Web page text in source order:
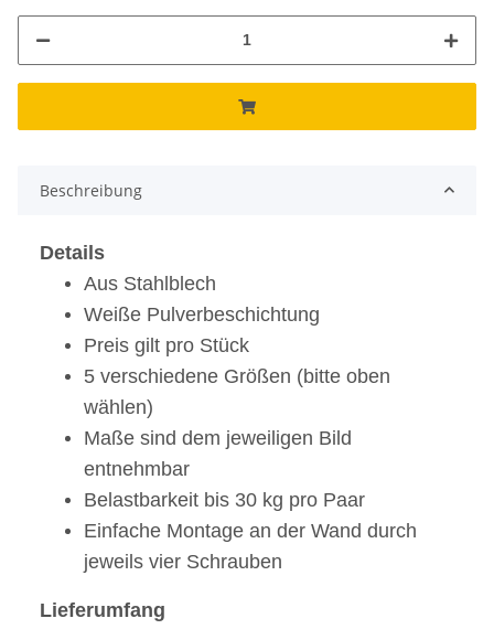
Beschreibung
Details
Aus Stahlblech
Weiße Pulverbeschichtung
Preis gilt pro Stück
5 verschiedene Größen (bitte oben
wählen)
Maße sind dem jeweiligen Bild
entnehmbar
Belastbarkeit bis 30 kg pro Paar
Einfache Montage an der Wand durch
jeweils vier Schrauben
Lieferumfang